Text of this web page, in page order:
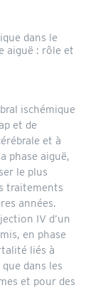
dans le
aiguë : rôle et
ischémique
et de
et à
phase aiguë,
le plus
traitements
années.
IV d’un
en phase
liés à
que dans les
et pour des